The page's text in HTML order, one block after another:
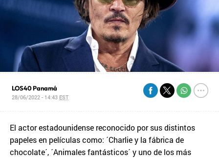
LOS40 Panamá
28/06/2022 - 14:43 EST
El actor estadounidense reconocido por sus distintos
papeles en películas como: ´Charlie y la fábrica de
chocolate´, ´Animales fantásticos´ y uno de los más